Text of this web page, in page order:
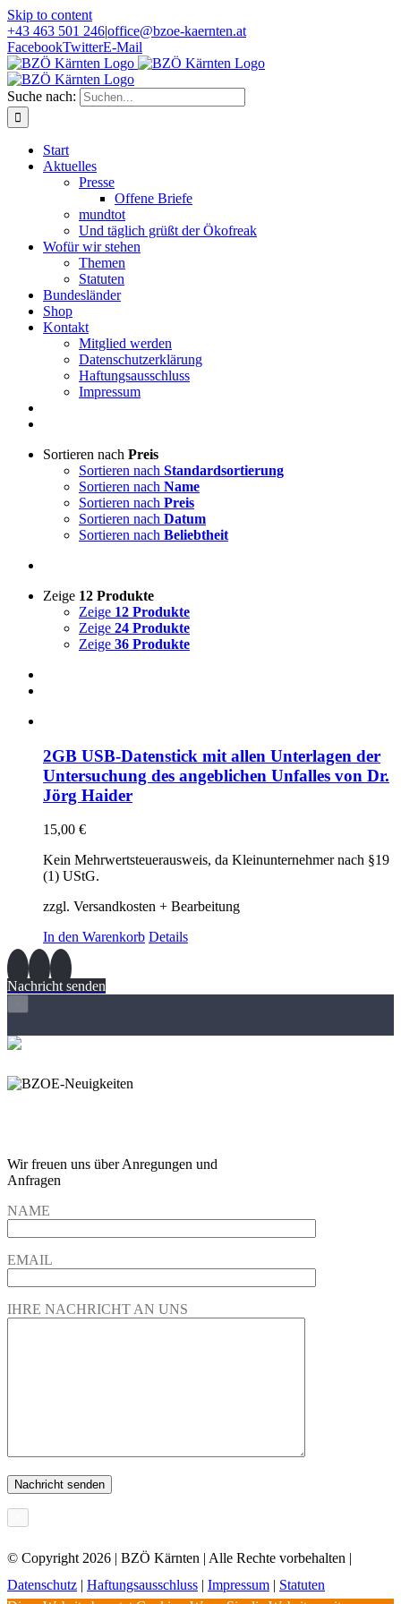
Skip to content
+43 463 501 246|office@bzoe-kaernten.at
FacebookTwitterE-Mail
Suche nach:
Start
Aktuelles
Presse
Offene Briefe
mundtot
Und täglich grüßt der Ökofreak
Wofür wir stehen
Themen
Statuten
Bundesländer
Shop
Kontakt
Mitglied werden
Datenschutzerklärung
Haftungsausschluss
Impressum
Sortieren nach Preis
Sortieren nach Standardsortierung
Sortieren nach Name
Sortieren nach Preis
Sortieren nach Datum
Sortieren nach Beliebtheit
Zeige 12 Produkte
Zeige 12 Produkte
Zeige 24 Produkte
Zeige 36 Produkte
2GB USB-Datenstick mit allen Unterlagen der
Untersuchung des angeblichen Unfalles von Dr.
Jörg Haider
15,00 €
Kein Mehrwertsteuerausweis, da Kleinunternehmer nach §19
(1) UStG.
zzgl. Versandkosten + Bearbeitung
In den Warenkorb Details
Nachricht senden
Wir freuen uns über Anregungen und
Anfragen
NAME
EMAIL
IHRE NACHRICHT AN UNS
© Copyright2026 | BZÖ Kärnten | Alle Rechte vorbehalten |
Datenschutz | Haftungsausschluss | Impressum | Statuten